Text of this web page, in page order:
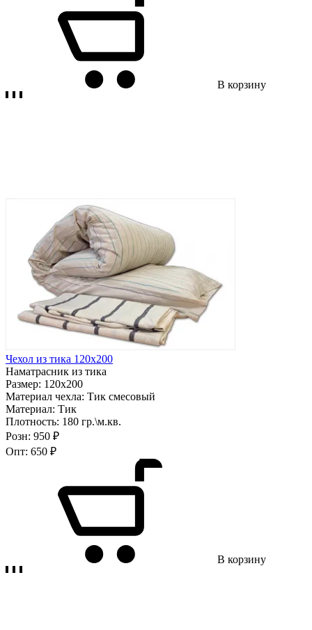
В корзину
Чехол из тика 120х200
Наматрасник из тика
Размер: 120х200
Материал чехла: Тик смесовый
Материал: Тик
Плотность: 180 гр.\м.кв.
Розн: 950 ₽
Опт: 650 ₽
В корзину